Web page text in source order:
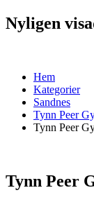
Nyligen
Hem
Kategorier
Sandnes
Tynn Peer
Tynn Peer
Tynn Peer